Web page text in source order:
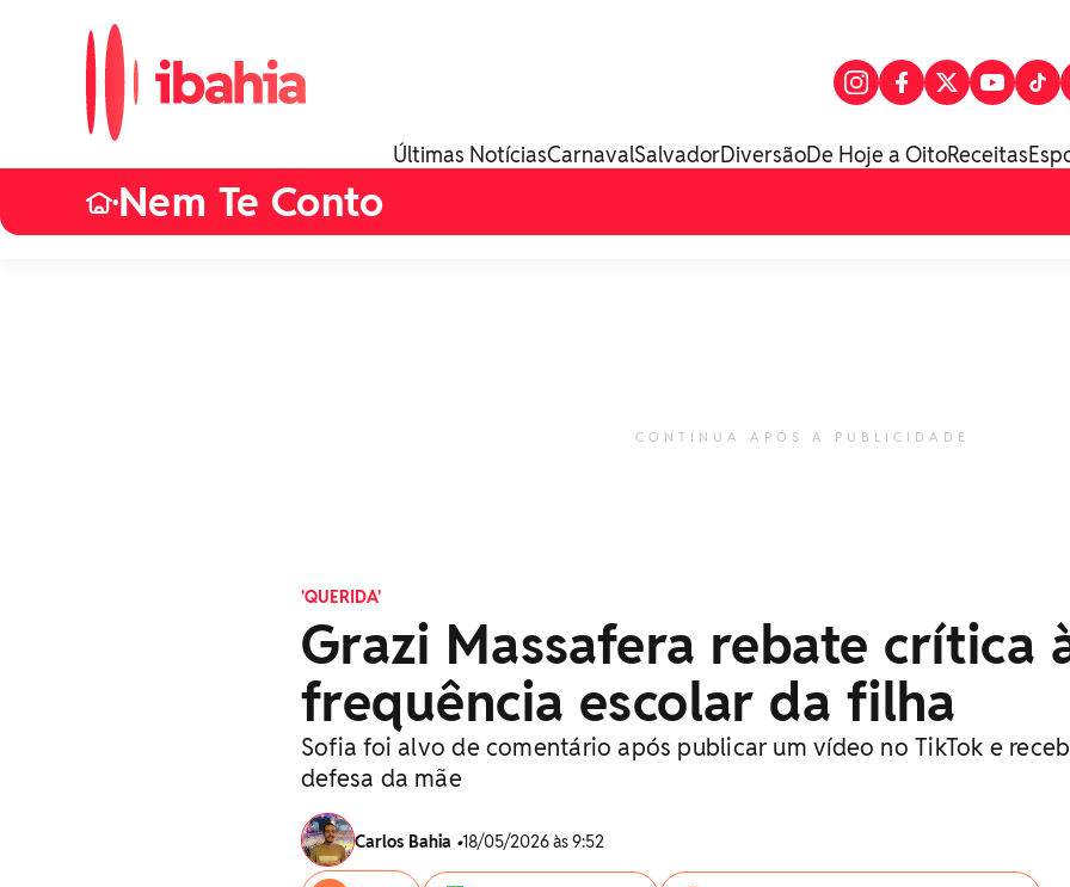
Últimas NotíciasCarnavalSalvadorDiversãoDe Hoje a OitoReceitas
•Nem Te Conto
CONTINUA APÓS A PUBLICIDADE
'QUERIDA'
Grazi Massafera rebate crítica
frequência escolar da filha
Sofia foi alvo de comentário após publicar um vídeo no TikTok e
defesa da mãe
Carlos Bahia •18/05/2026 às 9:52